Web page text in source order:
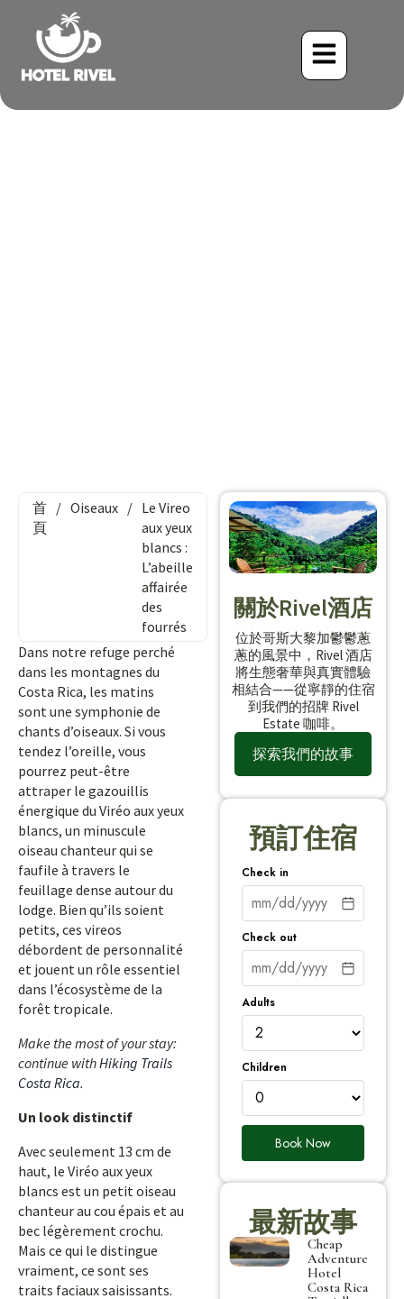
首
頁
/ Oiseaux / Le Vireo
aux yeux
blancs :
L’abeille
affairée
des
fourrés
Dans notre refuge perché
dans les montagnes du
Costa Rica, les matins
sont une symphonie de
chants d’oiseaux. Si vous
tendez l’oreille, vous
pourrez peut-être
attraper le gazouillis
énergique du Viréo aux yeux
blancs, un minuscule
oiseau chanteur qui se
faufile à travers le
feuillage dense autour du
lodge. Bien qu’ils soient
petits, ces vireos
débordent de personnalité
et jouent un rôle essentiel
dans l’écosystème de la
forêt tropicale.
Make the most of your stay:
continue withHiking Trails
Costa Rica.
Un look distinctif
Avec seulement 13 cm de
haut, le Viréo aux yeux
blancs est un petit oiseau
chanteur au cou épais et au
bec légèrement crochu.
Mais ce qui le distingue
vraiment, ce sont ses
traits faciaux saisissants.
關於Rivel酒店
位於哥斯大黎加鬱鬱蔥
蔥的風景中，Rivel 酒店
將生態奢華與真實體驗
相結合——從寧靜的住宿
到我們的招牌 Rivel
Estate 咖啡。
探索我們的故事
預訂住宿
Check in
Check out
Adults
Children
Book Now
最新故事
Cheap
Adventure
Hotel
Costa Rica